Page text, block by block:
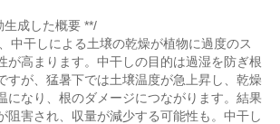
生成した概要 **/
中干しによる土壌の乾燥が植物に過度のス
が高まります。中干しの目的は過湿を防ぎ根
すが、猛暑下では土壌温度が急上昇し、乾燥
になり、根のダメージにつながります。結果
阻害され、収量が減少する可能性も。中干し